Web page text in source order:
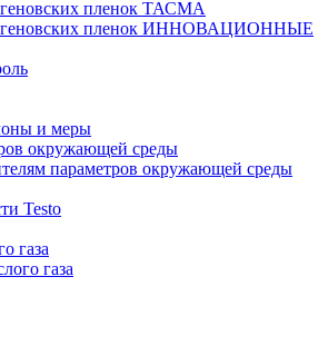
пленок ТАСМА
пленок ИННОВАЦИОННЫЕ
и меры
окружающей среды
параметров окружающей среды
Testo
газа
газа